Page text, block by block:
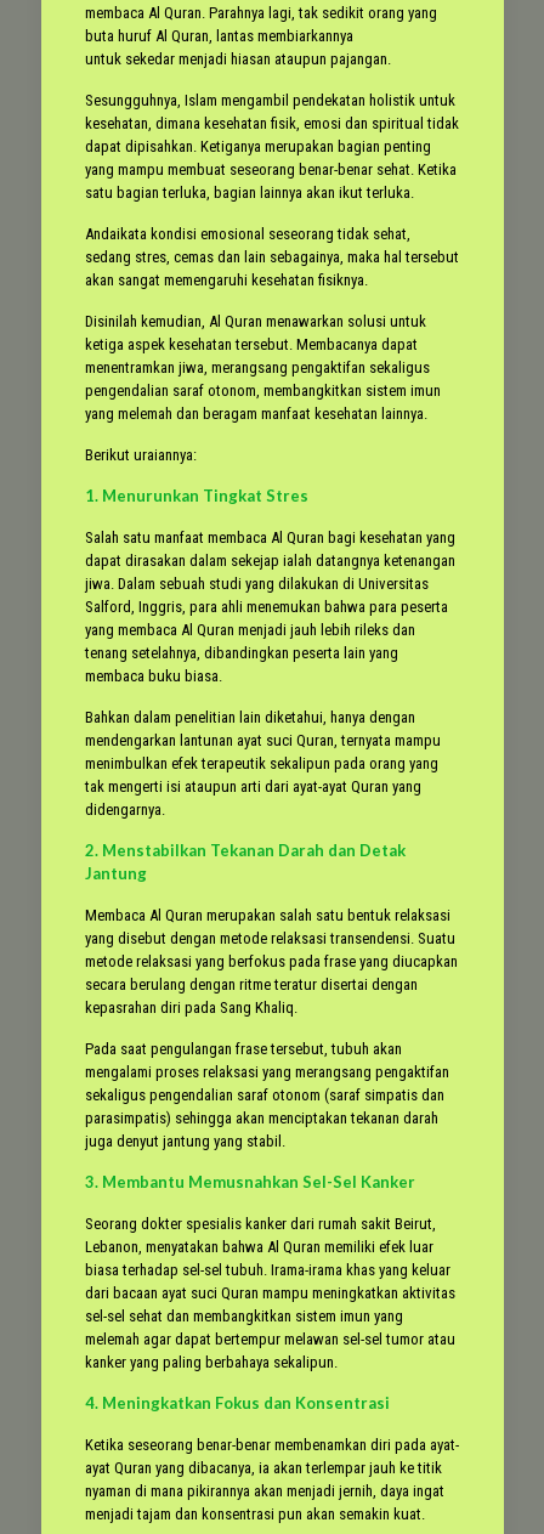
membaca Al Quran. Parahnya lagi, tak sedikit orang yang
buta huruf Al Quran, lantas membiarkannya
untuk sekedar menjadi hiasan ataupun pajangan.
Sesungguhnya, Islam mengambil pendekatan holistik untuk
kesehatan, dimana kesehatan fisik, emosi dan spiritual tidak
dapat dipisahkan. Ketiganya merupakan bagian penting
yang mampu membuat seseorang benar-benar sehat. Ketika
satu bagian terluka, bagian lainnya akan ikut terluka.
Andaikata kondisi emosional seseorang tidak sehat,
sedang stres, cemas dan lain sebagainya, maka hal tersebut
akan sangat memengaruhi kesehatan fisiknya.
Disinilah kemudian, Al Quran menawarkan solusi untuk
ketiga aspek kesehatan tersebut. Membacanya dapat
menentramkan jiwa, merangsang pengaktifan sekaligus
pengendalian saraf otonom, membangkitkan sistem imun
yang melemah dan beragam manfaat kesehatan lainnya.
Berikut uraiannya:
1. Menurunkan Tingkat Stres
Salah satu manfaat membaca Al Quran bagi kesehatan yang
dapat dirasakan dalam sekejap ialah datangnya ketenangan
jiwa. Dalam sebuah studi yang dilakukan di Universitas
Salford, Inggris, para ahli menemukan bahwa para peserta
yang membaca Al Quran menjadi jauh lebih rileks dan
tenang setelahnya, dibandingkan peserta lain yang
membaca buku biasa.
Bahkan dalam penelitian lain diketahui, hanya dengan
mendengarkan lantunan ayat suci Quran, ternyata mampu
menimbulkan efek terapeutik sekalipun pada orang yang
tak mengerti isi ataupun arti dari ayat-ayat Quran yang
didengarnya.
2. Menstabilkan Tekanan Darah dan Detak
Jantung
Membaca Al Quran merupakan salah satu bentuk relaksasi
yang disebut dengan metode relaksasi transendensi. Suatu
metode relaksasi yang berfokus pada frase yang diucapkan
secara berulang dengan ritme teratur disertai dengan
kepasrahan diri pada Sang Khaliq.
Pada saat pengulangan frase tersebut, tubuh akan
mengalami proses relaksasi yang merangsang pengaktifan
sekaligus pengendalian saraf otonom (saraf simpatis dan
parasimpatis) sehingga akan menciptakan tekanan darah
juga denyut jantung yang stabil.
3. Membantu Memusnahkan Sel-Sel Kanker
Seorang dokter spesialis kanker dari rumah sakit Beirut,
Lebanon, menyatakan bahwa Al Quran memiliki efek luar
biasa terhadap sel-sel tubuh. Irama-irama khas yang keluar
dari bacaan ayat suci Quran mampu meningkatkan aktivitas
sel-sel sehat dan membangkitkan sistem imun yang
melemah agar dapat bertempur melawan sel-sel tumor atau
kanker yang paling berbahaya sekalipun.
4. Meningkatkan Fokus dan Konsentrasi
Ketika seseorang benar-benar membenamkan diri pada ayat-
ayat Quran yang dibacanya, ia akan terlempar jauh ke titik
nyaman di mana pikirannya akan menjadi jernih, daya ingat
menjadi tajam dan konsentrasi pun akan semakin kuat.